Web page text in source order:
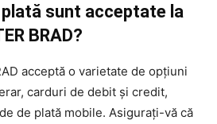
sunt acceptate la
BRAD?
acceptă o varietate de opțiuni
carduri de debit și credit,
de plată mobile. Asigurați-vă că